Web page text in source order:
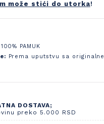
može stići do utorka!
100% PAMUK
Prema uputstvu sa originalne
DOSTAVA;
preko 5.000 RSD